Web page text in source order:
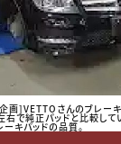
画]VETTOさんのブレー
右で純正パッドと比較して
キパッドの品質。